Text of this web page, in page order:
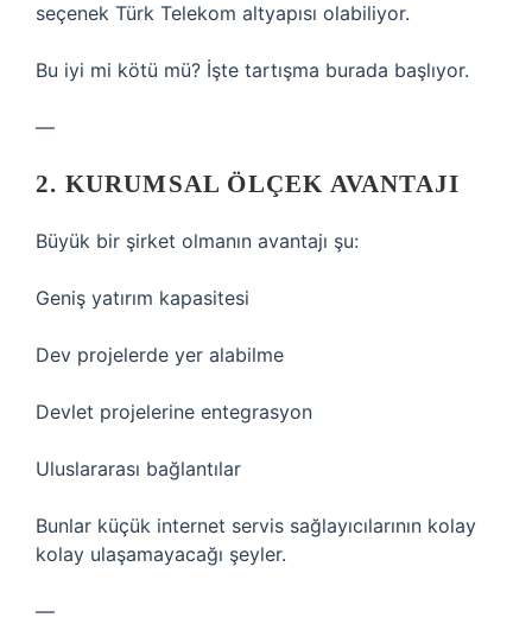
seçenek Türk Telekom altyapısı olabiliyor.
Bu iyi mi kötü mü? İşte tartışma burada başlıyor.
—
2. KURUMSAL ÖLÇEK AVANTAJI
Büyük bir şirket olmanın avantajı şu:
Geniş yatırım kapasitesi
Dev projelerde yer alabilme
Devlet projelerine entegrasyon
Uluslararası bağlantılar
Bunlar küçük internet servis sağlayıcılarının kolay
kolay ulaşamayacağı şeyler.
—